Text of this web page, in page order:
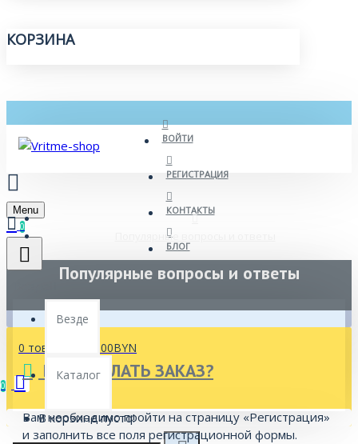
КОРЗИНА
ВОЙТИ
РЕГИСТРАЦИЯ
КОНТАКТЫ
БЛОГ
Menu
0
Везде
Каталог
0 товар(ов) - 0.00BYN
0
В корзине пусто!
Популярные вопросы и ответы
Популярные вопросы и ответы
КАК СДЕЛАТЬ ЗАКАЗ?
Вам необходимо пройти на страницу «Регистрация»
и заполнить все поля регистрационной формы.